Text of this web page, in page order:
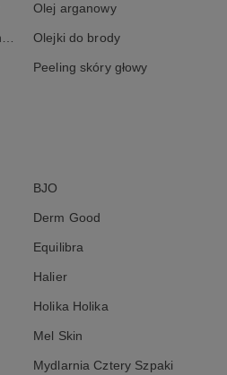
Olej arganowy
Olejki do brody
Peeling skóry głowy
BJO
Derm Good
Equilibra
Halier
Holika Holika
Mel Skin
Mydlarnia Cztery Szpaki